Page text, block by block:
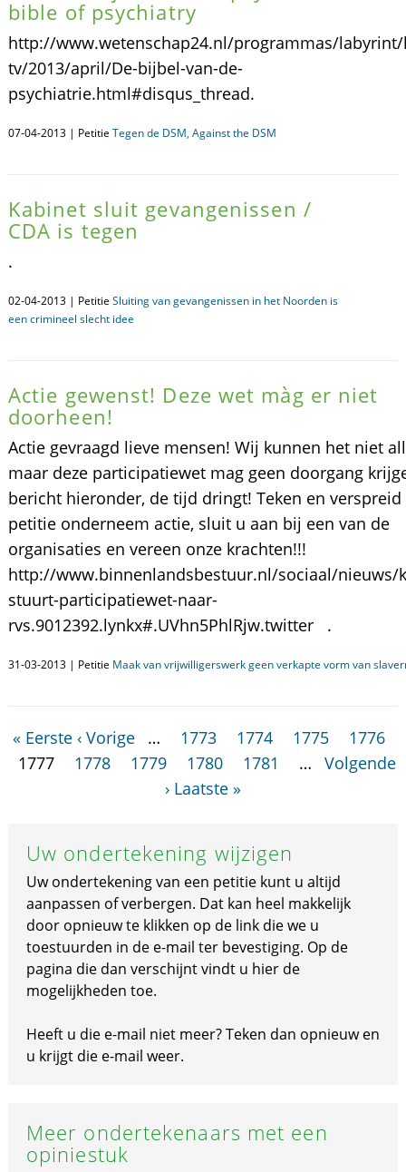
bible of psychiatry
http://www.wetenschap24.nl/programmas/
tv/2013/april/De-bijbel-van-de-
psychiatrie.html#disqus_thread.
07-04-2013 | Petitie Tegen de DSM, Against the DSM
Kabinet sluit gevangenissen /
CDA is tegen
.
02-04-2013 | Petitie Sluiting van gevangenissen in het Noorden is
een crimineel slecht idee
Actie gewenst! Deze wet màg er niet
doorheen!
Actie gevraagd lieve mensen! Wij kunnen het niet
maar deze participatiewet mag geen doorgang
bericht hieronder, de tijd dringt! Teken en verspreid
petitie onderneem actie, sluit u aan bij een van de
organisaties en vereen onze krachten!!!
http://www.binnenlandsbestuur.nl/sociaal/nieuws/
stuurt-participatiewet-naar-
rvs.9012392.lynkx#.UVhn5PhlRjw.twitter .
31-03-2013 | Petitie Maak van vrijwilligerswerk geen verkapte vorm van
« Eerste ‹ Vorige … 1773 1774 1775
1776
1777
1778 1779 1780 1781 …
Volgende
› Laatste »
Uw ondertekening wijzigen
Uw ondertekening van een petitie kunt u altijd
aanpassen of verbergen. Dat kan heel makkelijk
door opnieuw te klikken op de link die we u
toestuurden in de e-mail ter bevestiging. Op de
pagina die dan verschijnt vindt u hier de
mogelijkheden toe.
Heeft u die e-mail niet meer? Teken dan opnieuw en
u krijgt die e-mail weer.
Meer ondertekenaars met een
opiniestuk